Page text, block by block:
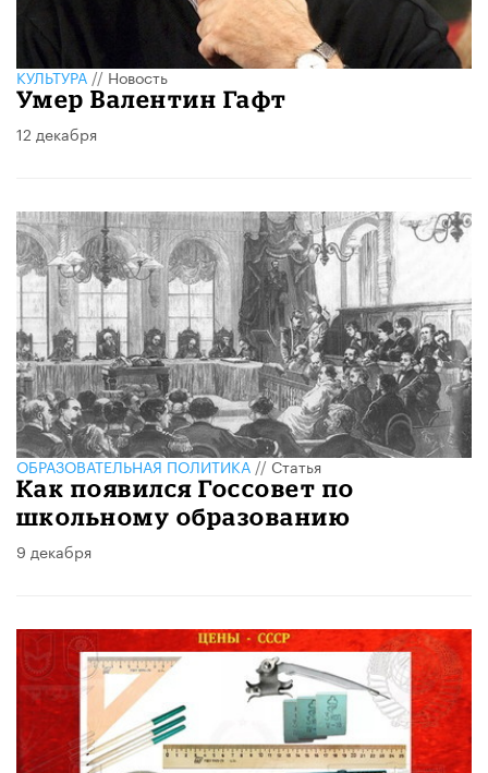
КУЛЬТУРА//Новость
Умер Валентин Гафт
12 декабря
ОБРАЗОВАТЕЛЬНАЯ ПОЛИТИКА//Статья
Как появился Госсовет по
школьному образованию
9 декабря